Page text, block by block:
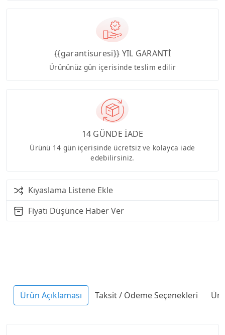
{{garantisuresi}} YIL GARANTİ
Ürününüz gün içerisinde teslim edilir
14 GÜNDE İADE
Ürünü 14 gün içerisinde ücretsiz ve kolayca iade
edebilirsiniz.
Kıyaslama Listene Ekle
Fiyatı Düşünce Haber Ver
Ürün Açıklaması Taksit / Ödeme Seçenekleri